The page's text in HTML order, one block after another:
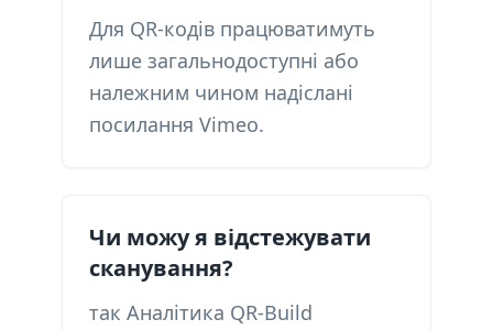
Для QR-кодів працюватимуть
лише загальнодоступні або
належним чином надіслані
посилання Vimeo.
Чи можу я відстежувати
сканування?
так Аналітика QR-Build